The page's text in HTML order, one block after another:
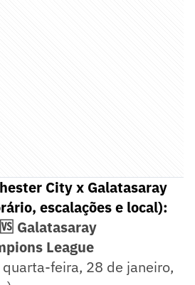
City x Galatasaray
escalações e local):
Galatasaray
League
feira, 28 de janeiro,